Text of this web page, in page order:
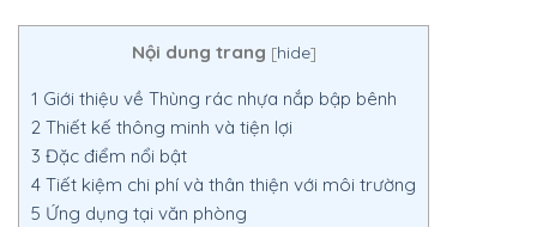
Nội dung trang [hide]
1 Giới thiệu về Thùng rác nhựa nắp bập bênh
2 Thiết kế thông minh và tiện lợi
3 Đặc điểm nổi bật
4 Tiết kiệm chi phí và thân thiện với môi trường
5 Ứng dụng tại văn phòng